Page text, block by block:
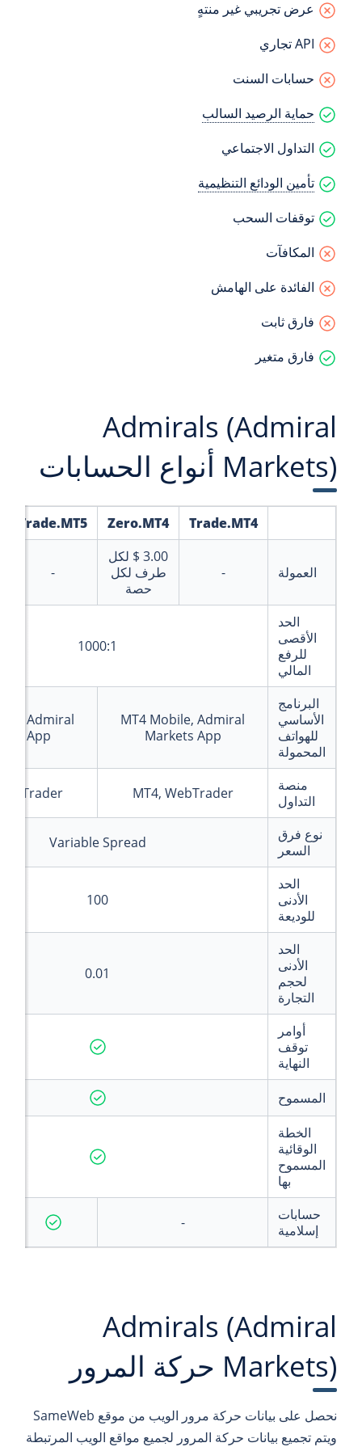
عرض تجريبي غير منتهٍ
حسابات السنت
حماية الرصيد السالب
التداول الاجتماعي
تأمين الودائع التنظيمية
توقفات السحب
المكافآت
الفائدة على الهامش
فارق ثابت
فارق متغير
Admirals (Admiral
Markets) أنواع الحسابات
Trade.MT4
Zero.MT4
Trade.MT5
العمولة -
3.00 $
لكل
طرف لكل
حصة
-
الحد
الأقصى
للرفع
المالي
1000:1
البرنامج
الأساسي
للهواتف
المحمولة
MT4 Mobile, Admiral
Markets App
Admiral
App
منصة
التداول
MT4, WebTrader
نوع فرق
السعر
Variable Spread
الحد
الأدنى
للوديعة
100
الحد
الأدنى
لحجم
التجارة
0.01
أوامر
توقف
النهاية
المسموح
الخطة
الوقائية
المسموح
بها
حسابات
إسلامية
-
Admirals (Admiral
Markets) حركة المرور
نحصل على بيانات حركة مرور الويب من موقع SameWeb
ويتم تجميع بيانات حركة المرور لجميع مواقع الويب المرتبطة